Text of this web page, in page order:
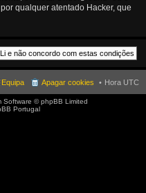
qualquer atentado Hacker, que
Hora UTC
Apagar cookies
Equipa
Software © phpBB Limited
Portugal